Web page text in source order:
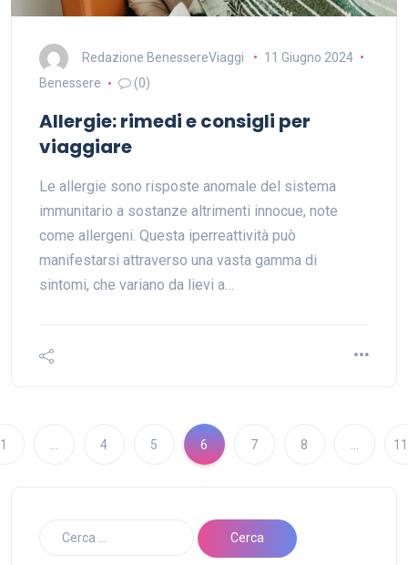
Redazione BenessereViaggi
11 Giugno 2024
Benessere
(0)
Allergie: rimedi e consigli per
viaggiare
Le allergie sono risposte anomale del sistema
immunitario a sostanze altrimenti innocue, note
come allergeni. Questa iperreattività può
manifestarsi attraverso una vasta gamma di
sintomi, che variano da lievi a…
1 4 5 6 7 8